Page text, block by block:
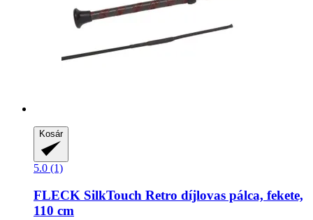
Kosár
5.0 (1)
FLECK SilkTouch Retro díjlovas pálca, fekete,
110 cm